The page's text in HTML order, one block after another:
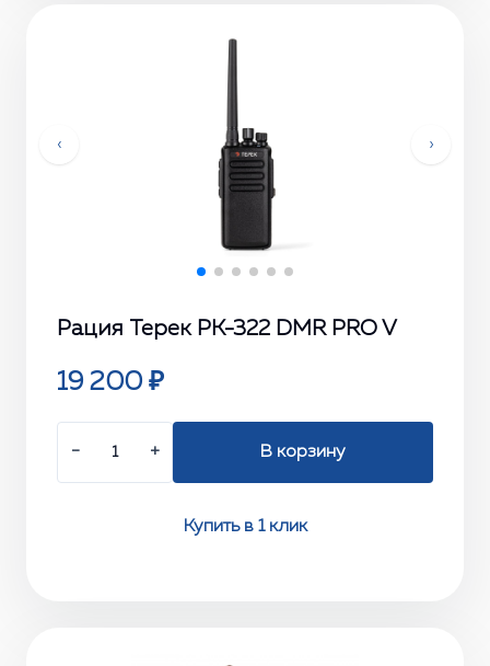
‹ ›
Рация Терек РК-322 DMR PRO V
19 200 ₽
− + В корзину
Купить в 1 клик